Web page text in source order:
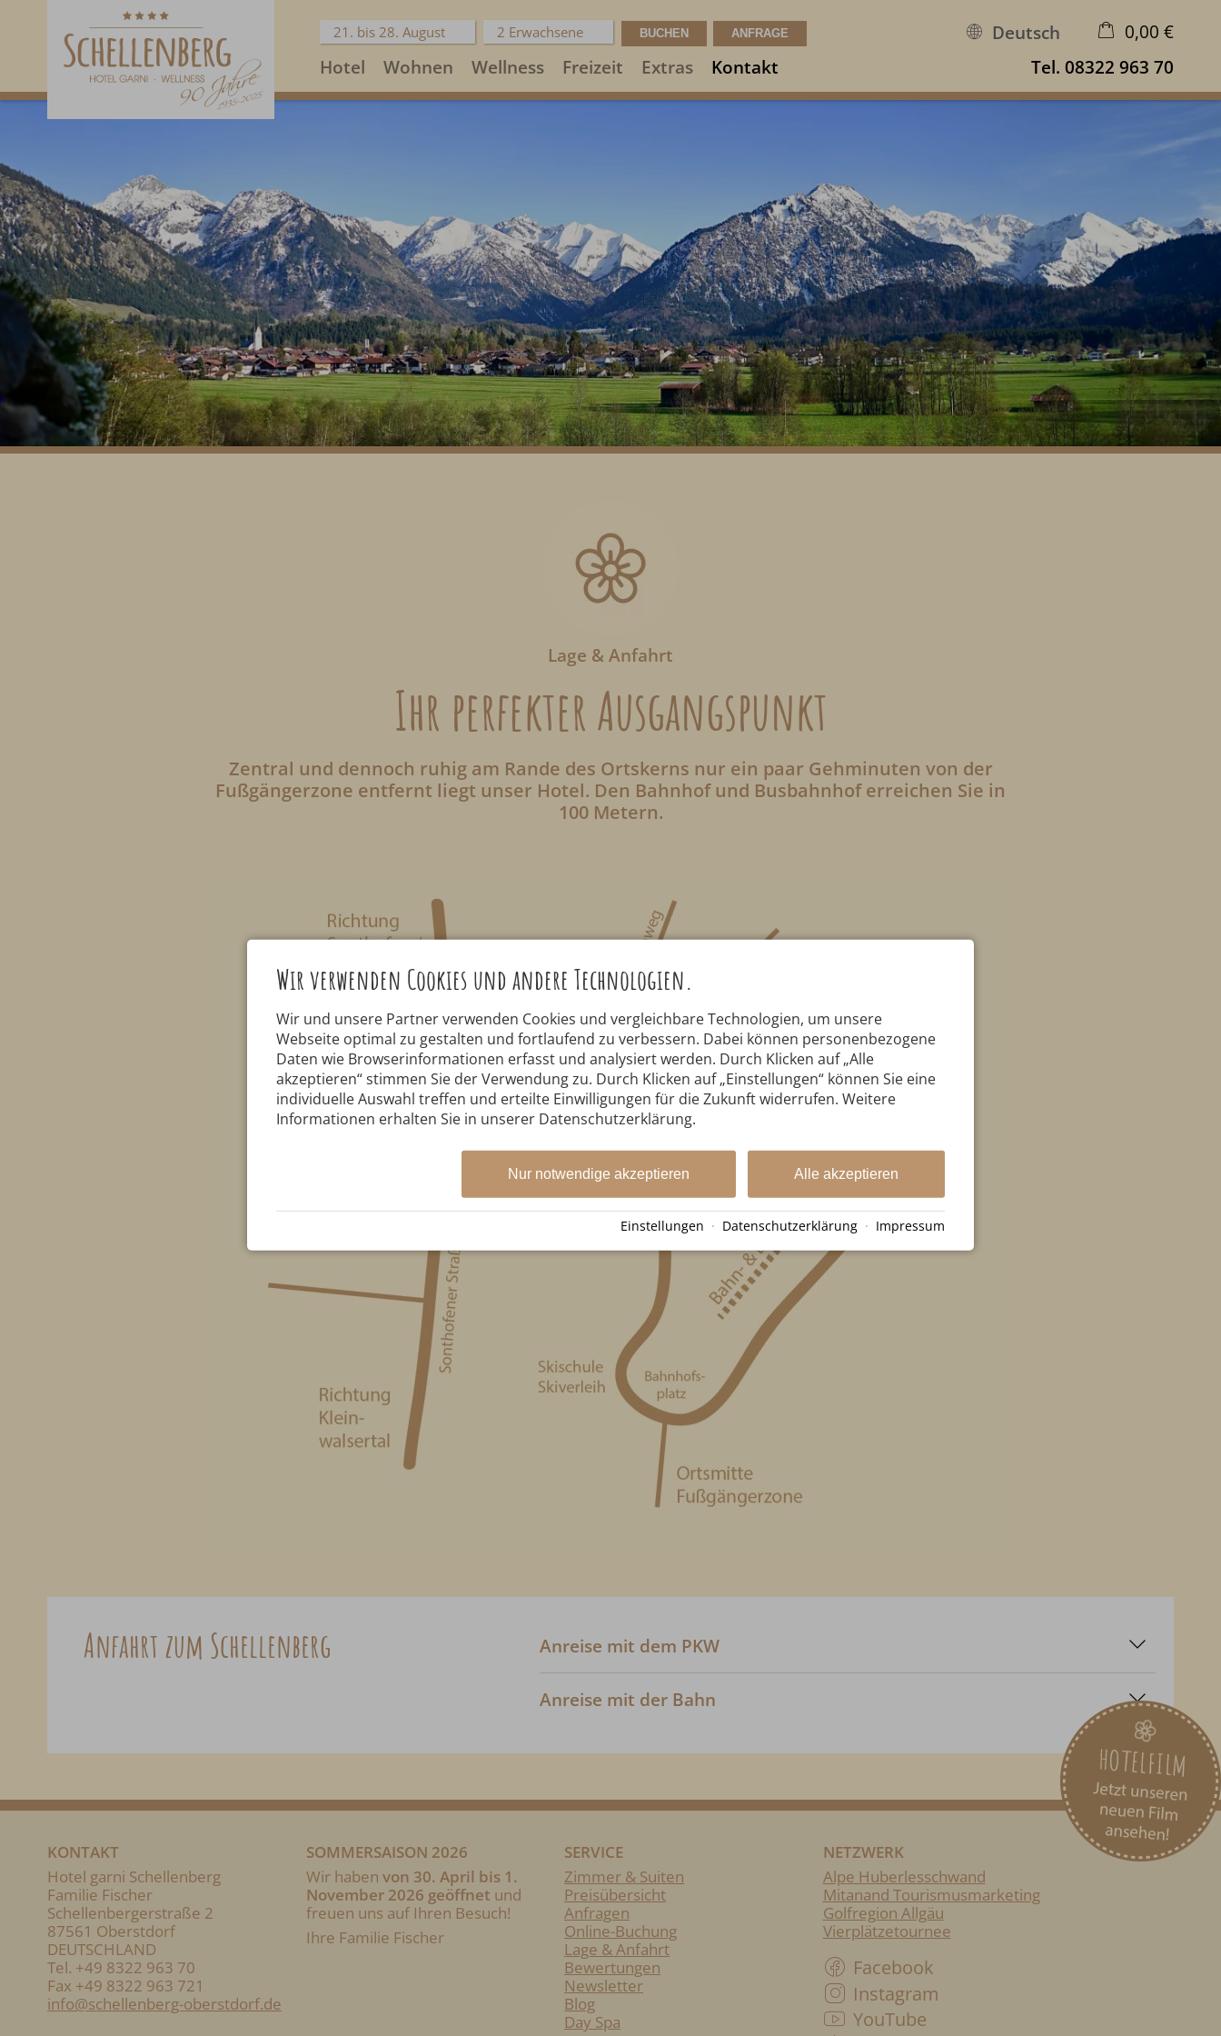
21. bis 28. August 2 Erwachsene
Hotel Wohnen Wellness Freizeit Extras Kontakt
Deutsch
Tel. 08322 963 70
0,00 €
×
Warenkorb ist leer
Lage & Anfahrt
Ihr perfekter Ausgangspunkt
Zentral und dennoch ruhig am Rande des Ortskerns nur ein paar Gehminuten von der
Fußgängerzone entfernt liegt unser Hotel. Den Bahnhof und Busbahnhof erreichen Sie in
100 Metern.
Anfahrt zum Schellenberg Anreise mit dem PKW
Anreise mit der Bahn
KONTAKT
Hotel garni Schellenberg
Familie Fischer
Schellenbergerstraße 2
87561 Oberstdorf
DEUTSCHLAND
Tel. +49 8322 963 70
Fax +49 8322 963 721
info@schellenberg-oberstdorf.de
SOMMERSAISON 2026
Wir haben von 30. April bis 1.
November 2026 geöffnet und
freuen uns auf Ihren Besuch!
Ihre Familie Fischer
SERVICE
Zimmer & Suiten
Preisübersicht
Anfragen
Online-Buchung
Lage & Anfahrt
Bewertungen
Newsletter
Blog
Day Spa
NETZWERK
Alpe Huberlesschwand
Mitanand Tourismusmarketing
Golfregion Allgäu
Vierplätzetournee
Facebook
Instagram
YouTube
Wir verwenden Cookies und andere Technologien.
Wir und unsere Partner verwenden Cookies und vergleichbare Technologien, um unsere
Webseite optimal zu gestalten und fortlaufend zu verbessern. Dabei können personenbezogene
Daten wie Browserinformationen erfasst und analysiert werden. Durch Klicken auf „Alle
akzeptieren“ stimmen Sie der Verwendung zu. Durch Klicken auf „Einstellungen“ können Sie eine
individuelle Auswahl treffen und erteilte Einwilligungen für die Zukunft widerrufen. Weitere
Informationen erhalten Sie in unserer Datenschutzerklärung.
Alle akzeptieren
Nur notwendige akzeptieren
Einstellungen · Datenschutzerklärung · Impressum